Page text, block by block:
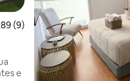
de uma avaliação média de 5,
(9)
e